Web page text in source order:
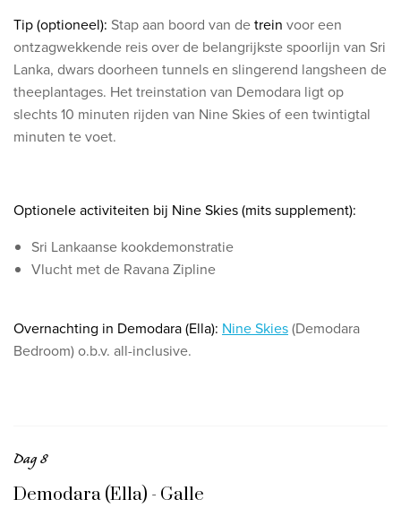
Tip (optioneel): Stap aan boord van detrein voor een
ontzagwekkende reis over de belangrijkste spoorlijn van Sri
Lanka, dwars doorheen tunnels en slingerend langsheen de
theeplantages. Het treinstation van Demodara ligt op
slechts 10 minuten rijden van Nine Skies of een twintigtal
minuten te voet.
Optionele activiteiten bij Nine Skies (mits supplement):
Sri Lankaanse kookdemonstratie
Vlucht met de Ravana Zipline
Overnachting in Demodara (Ella): Nine Skies(Demodara
Bedroom) o.b.v. all-inclusive.
Dag 8
Demodara (Ella) - Galle